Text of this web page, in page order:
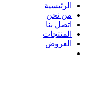
الرئيسية
من نحن
اتصل بنا
المنتجات
العروض